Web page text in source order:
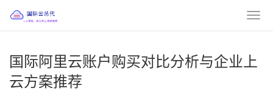
国际阿里云账户购买对比分析与企业上
云方案推荐